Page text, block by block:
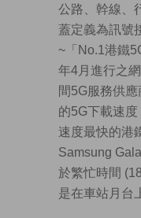
公路、幹線、
蓋定義為訊號
~「No.1港鐵
年4月進行之
間5G服務供
的5G下載速
速度最快的港
Samsung
於繁忙時間
是在車站月台